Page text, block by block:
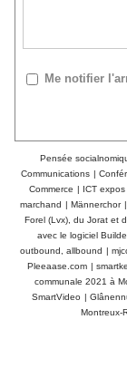
Me notifier
Pensée
Communications |
Commerce | ICT
marchand | Männerchor |
Forel (Lvx), du Jorat et
avec le logiciel
outbound, allbound |
Pleeaase.com |
communale 2021 à
SmartVideo |
Montreux-